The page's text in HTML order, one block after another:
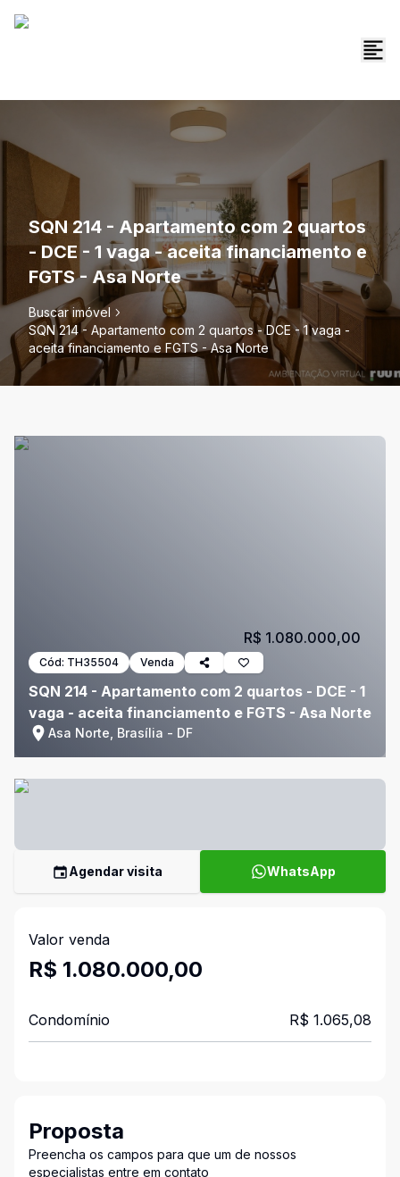
SQN 214 - Apartamento com 2 quartos
- DCE - 1 vaga - aceita financiamento e
FGTS - Asa Norte
Buscar imóvel
SQN 214 - Apartamento com 2 quartos - DCE - 1 vaga -
aceita financiamento e FGTS - Asa Norte
Cód: TH35504 Venda
SQN 214 - Apartamento com 2 quartos - DCE - 1
vaga - aceita financiamento e FGTS - Asa Norte
Asa Norte, Brasília - DF
R$ 1.080.000,00
Agendar visita WhatsApp
Valor venda
R$ 1.080.000,00
Condomínio R$ 1.065,08
Proposta
Preencha os campos para que um de nossos
especialistas entre em contato